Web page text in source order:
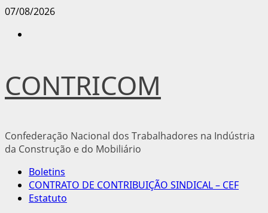
Avançar
07/08/2026
CONTRICOM
Confederação Nacional dos Trabalhadores na Indústria
da Construção e do Mobiliário
Menu
principal
Boletins
CONTRATO DE CONTRIBUIÇÃO SINDICAL – CEF
Estatuto